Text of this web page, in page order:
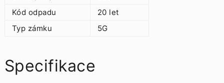
Kód odpadu
20 let
Typ zámku
5G
Specifikace